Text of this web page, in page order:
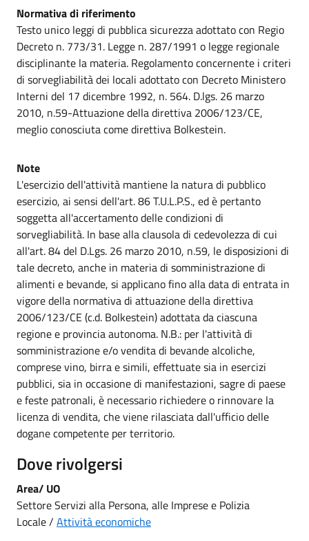
Normativa di riferimento
Testo unico leggi di pubblica sicurezza adottato con Regio
Decreto n. 773/31. Legge n. 287/1991 o legge regionale
disciplinante la materia. Regolamento concernente i criteri
di sorvegliabilità dei locali adottato con Decreto Ministero
Interni del 17 dicembre 1992, n. 564. D.lgs. 26 marzo
2010, n.59-Attuazione della direttiva 2006/123/CE,
meglio conosciuta come direttiva Bolkestein.
Note
L'esercizio dell'attività mantiene la natura di pubblico
esercizio, ai sensi dell'art. 86 T.U.L.P.S., ed è pertanto
soggetta all'accertamento delle condizioni di
sorvegliabilità. In base alla clausola di cedevolezza di cui
all'art. 84 del D.Lgs. 26 marzo 2010, n.59, le disposizioni di
tale decreto, anche in materia di somministrazione di
alimenti e bevande, si applicano fino alla data di entrata in
vigore della normativa di attuazione della direttiva
2006/123/CE (c.d. Bolkestein) adottata da ciascuna
regione e provincia autonoma. N.B.: per l'attività di
somministrazione e/o vendita di bevande alcoliche,
comprese vino, birra e simili, effettuate sia in esercizi
pubblici, sia in occasione di manifestazioni, sagre di paese
e feste patronali, è necessario richiedere o rinnovare la
licenza di vendita, che viene rilasciata dall'ufficio delle
dogane competente per territorio.
Dove rivolgersi
Area/ UO
Settore Servizi alla Persona, alle Imprese e Polizia
Locale / Attività economiche